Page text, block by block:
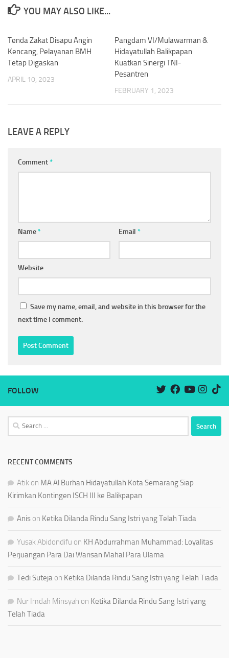
YOU MAY ALSO LIKE...
Tenda Zakat Disapu Angin
Kencang, Pelayanan BMH
Tetap Digaskan
APRIL 10, 2023
Pangdam VI/Mulawarman &
Hidayatullah Balikpapan
Kuatkan Sinergi TNI-
Pesantren
FEBRUARY 1, 2023
LEAVE A REPLY
Comment*
Name* Email *
Website
Save my name, email, and website in this browser for the
next time I comment.
FOLLOW
Search
for:
RECENT COMMENTS
Atik on MA Al Burhan Hidayatullah Kota Semarang Siap
Kirimkan Kontingen ISCH III ke Balikpapan
Anis on Ketika Dilanda Rindu Sang Istri yang Telah Tiada
Yusak Abidondifu on KH Abdurrahman Muhammad: Loyalitas
Perjuangan Para Dai Warisan Mahal Para Ulama
Tedi Suteja on Ketika Dilanda Rindu Sang Istri yang Telah Tiada
Nur Imdah Minsyah on Ketika Dilanda Rindu Sang Istri yang
Telah Tiada